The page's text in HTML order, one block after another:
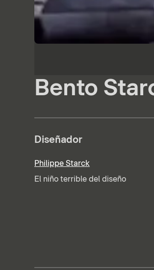
Bento
Diseñador
Philippe Starck
El niño terrible del diseño